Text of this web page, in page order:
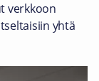
verkkoon
yhtä